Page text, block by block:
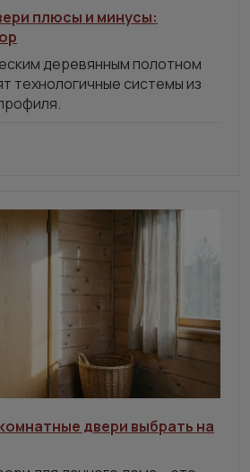
плюсы и минусы:
деревянным полотном
технологичные системы из
двери выбрать на